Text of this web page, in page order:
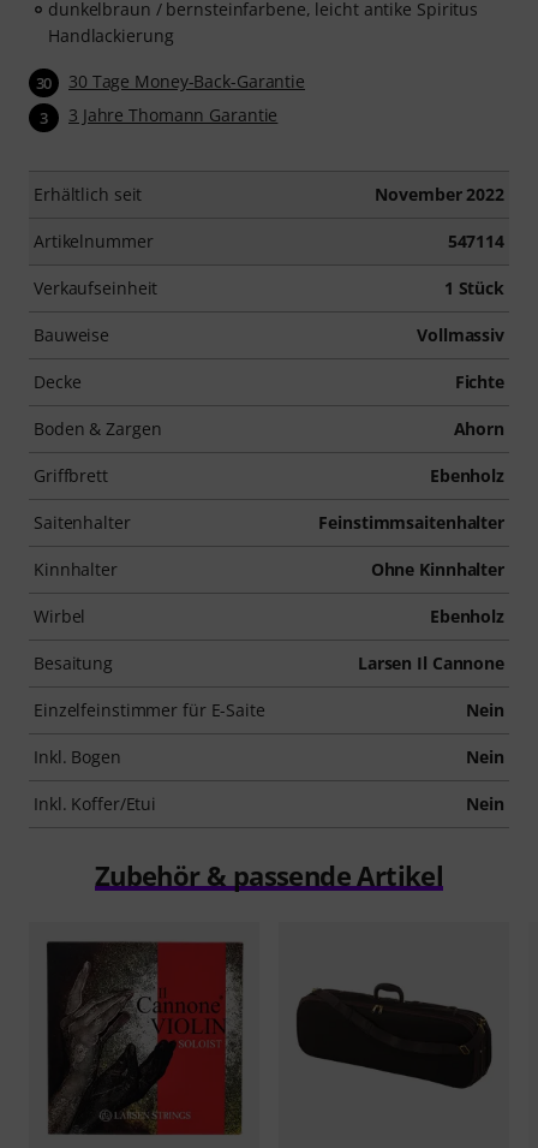
dunkelbraun / bernsteinfarbene, leicht antike Spiritus
Handlackierung
30 30 Tage Money-Back-Garantie
3 3 Jahre Thomann Garantie
Erhältlich seit November 2022
Artikelnummer 547114
Verkaufseinheit 1 Stück
Bauweise Vollmassiv
Decke Fichte
Boden & Zargen Ahorn
Griffbrett Ebenholz
Saitenhalter Feinstimmsaitenhalter
Kinnhalter Ohne Kinnhalter
Wirbel Ebenholz
Besaitung Larsen Il Cannone
Einzelfeinstimmer für E-Saite Nein
Inkl. Bogen Nein
Inkl. Koffer/Etui Nein
Zubehör & passende Artikel